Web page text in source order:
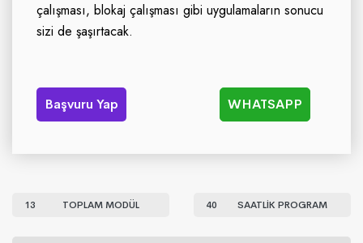
çalışması, blokaj çalışması gibi uygulamaların sonucu
sizi de şaşırtacak.
Başvuru Yap WHATSAPP
13 TOPLAM MODÜL 40 SAATLİK PROGRAM